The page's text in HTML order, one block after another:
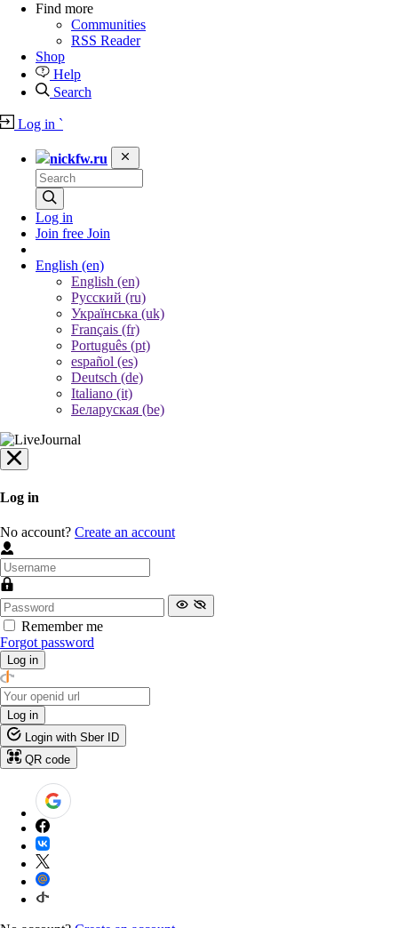
Find more
Communities
RSS Reader
Shop
Help
Search
Log in `
nickfw.ru
Log in
Join free Join
English (en)
English (en)
Русский (ru)
Українська (uk)
Français (fr)
Português (pt)
español (es)
Deutsch (de)
Italiano (it)
Беларуская (be)
Log in
No account? Create an account
Remember me
Forgot password
Log in
Log in
Login with Sber ID
QR code